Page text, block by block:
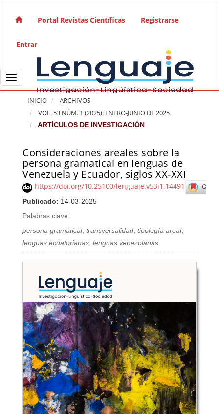
Navegación principal
Barra lateral
Portal Revistas Científicas Registrarse
Entrar
Toggle navigation
INICIO
ARCHIVOS
VOL. 53 NÚM. 1 (2025): ENERO-JUNIO DE 2025
ARTÍCULOS DE INVESTIGACIÓN
Consideraciones areales sobre la
persona gramatical en lenguas de
Venezuela y Ecuador, siglos XX-XXI
https://doi.org/10.25100/lenguaje.v53i1.14491
Publicado: 14-03-2025
Palabras clave:
persona gramatical,transversalidad,tipología areal,
lenguas ecuatorianas,lenguas venezolanas
Barra lateral del artículo